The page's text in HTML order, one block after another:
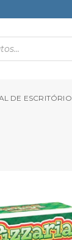
DE ESCRITÓRIO